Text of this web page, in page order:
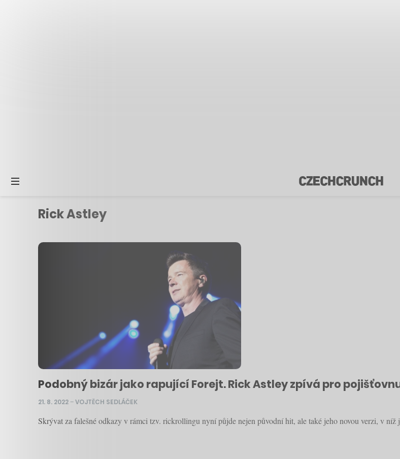
Rick Astley
Podobný bizár jako rapující Forejt. Rick Astley zpívá pro
21. 8. 2022–VOJTĚCH SEDLÁČEK
Skrývat za falešné odkazy v rámci tzv. rickrollingu nyní půjde nejen původní hit, ale také jeho novou verzi, v